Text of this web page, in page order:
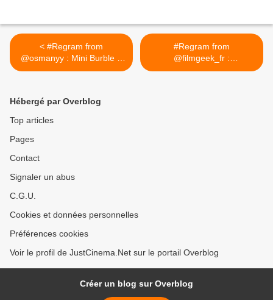
< #Regram from
@osmanyy : Mini Burble à
la mairie...
#Regram from
@filmgeek_fr :
#BLACKOUT
Hébergé par Overblog
Top articles
Pages
Contact
Signaler un abus
C.G.U.
Cookies et données personnelles
Préférences cookies
Voir le profil de JustCinema.Net sur le portail Overblog
Créer un blog sur Overblog